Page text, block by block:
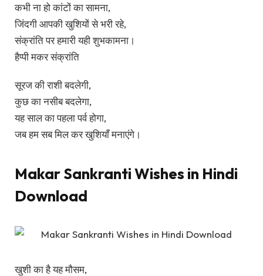
कभी ना हो कांटों का सामना,
जिंदगी आपकी खुशियों से भरी रहे,
संक्रांति पर हमारी यही शुभकामना।
हैप्पी मकर संक्रांति
सूरज की राशी बदलेगी,
कुछ का नसीब बदलेगा,
यह साल का पहला पर्व होगा,
जब हम सब मिल कर खुशियाँ मनाएंगे।
Makar Sankranti Wishes in Hindi
Download
खुशी का है यह मौसम,